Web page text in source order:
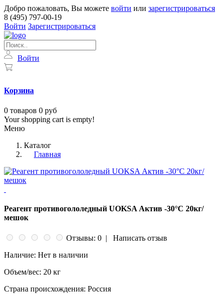
Добро пожаловать, Вы можете войти или зарегистрироваться
8 (495) 797-00-19
Войти Зарегистрироваться
Войти
Корзина
0 товаров 0 руб
Your shopping cart is empty!
Меню
Каталог
Главная
Реагент противогололедный UOKSA Актив -30°C 20кг/
мешок
Отзывы: 0 |
Написать отзыв
Наличие: Нет в наличии
Объем/вес: 20 кг
Страна происхождения: Россия